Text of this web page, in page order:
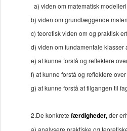
a) viden om matematisk
b) viden om grundlæggende
c) teoretisk viden om og praktisk
d) viden om fundamentale
e) at kunne forstå og reflektere
f) at kunne forstå og reflektere
g) at kunne forstå at tilgangen til
2.De konkrete færdigheder,der